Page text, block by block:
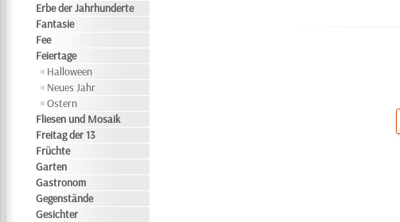
Erbe der Jahrhunderte
Fantasie
Fee
Feiertage
Halloween
Neues Jahr
Ostern
Fliesen und Mosaik
Freitag der 13
Früchte
Garten
Gastronom
Gegenstände
Gesichter